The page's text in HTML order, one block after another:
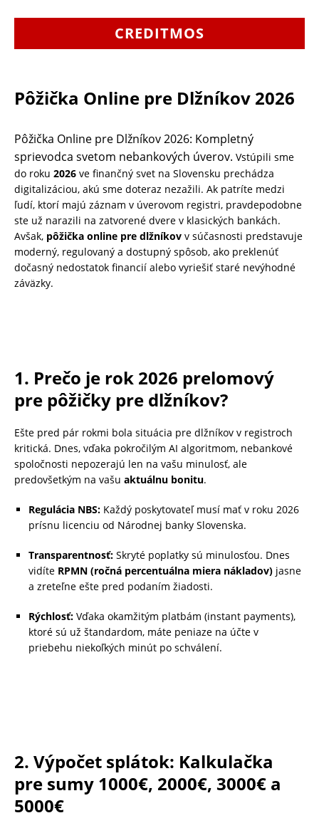
CREDITMOS
Pôžička Online pre Dlžníkov 2026
Pôžička Online pre Dlžníkov 2026: Kompletný
sprievodca svetom nebankových úverov. Vstúpili sme
do roku 2026 ve finančný svet na Slovensku prechádza
digitalizáciou, akú sme doteraz nezažili. Ak patríte medzi
ľudí, ktorí majú záznam v úverovom registri, pravdepodobne
ste už narazili na zatvorené dvere v klasických bankách.
Avšak, pôžička online pre dlžníkov v súčasnosti predstavuje
moderný, regulovaný a dostupný spôsob, ako preklenúť
dočasný nedostatok financií alebo vyriešiť staré nevýhodné
záväzky.
1. Prečo je rok 2026 prelomový
pre pôžičky pre dlžníkov?
Ešte pred pár rokmi bola situácia pre dlžníkov v registroch
kritická. Dnes, vďaka pokročilým AI algoritmom, nebankové
spoločnosti nepozerajú len na vašu minulosť, ale
predovšetkým na vašu aktuálnu bonitu.
Regulácia NBS: Každý poskytovateľ musí mať v roku 2026
prísnu licenciu od Národnej banky Slovenska.
Transparentnosť: Skryté poplatky sú minulosťou. Dnes
vidíte RPMN (ročná percentuálna miera nákladov) jasne
a zreteľne ešte pred podaním žiadosti.
Rýchlosť: Vďaka okamžitým platbám (instant payments),
ktoré sú už štandardom, máte peniaze na účte v
priebehu niekoľkých minút po schválení.
2. Výpočet splátok: Kalkulačka
pre sumy 1000€, 2000€, 3000€ a
5000€